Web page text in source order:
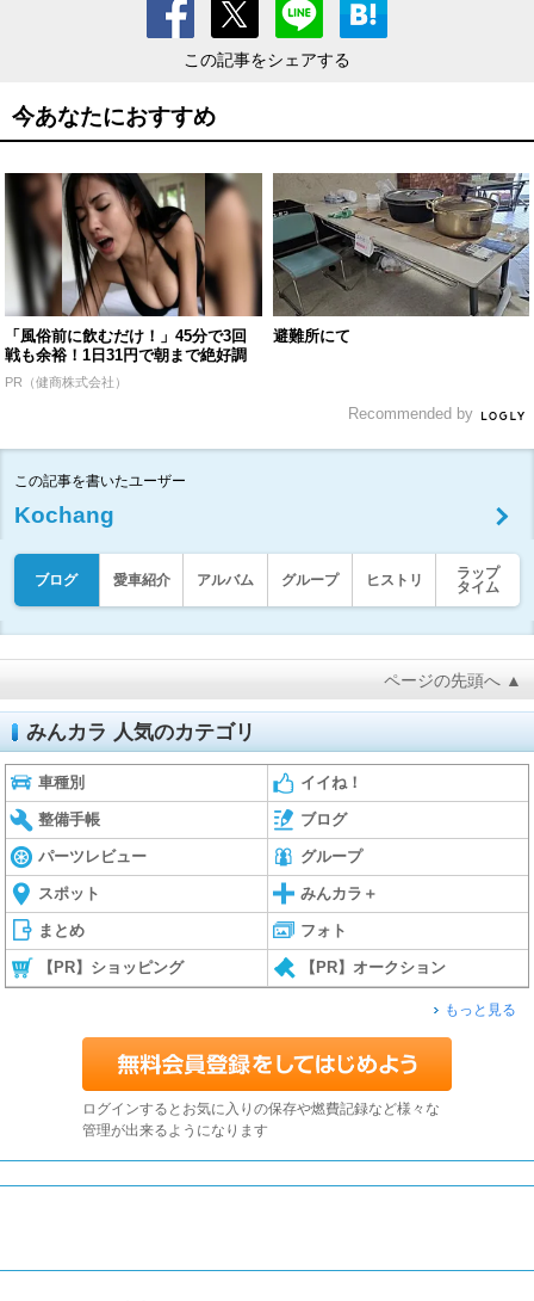
この記事をシェアする
今あなたにおすすめ
「風俗前に飲むだけ！」45分で3回
戦も余裕！1日31円で朝まで絶好調
PR（健商株式会社）
避難所にて
Recommended by
この記事を書いたユーザー
Kochang
ブログ 愛車紹介 アルバム グループ ヒストリ
ラップ
タイム
ページの先頭へ ▲
みんカラ 人気のカテゴリ
車種別 イイね！
整備手帳 ブログ
パーツレビュー グループ
スポット みんカラ＋
まとめ フォト
【PR】ショッピング 【PR】オークション
もっと見る
ログインするとお気に入りの保存や燃費記録など様々な
管理が出来るようになります